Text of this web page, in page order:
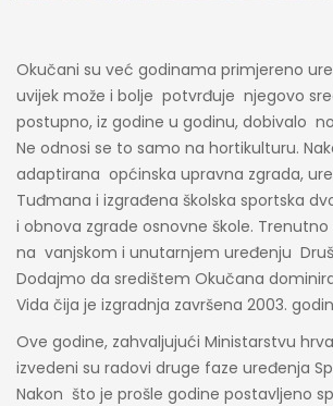
Okučani su već godinama primjereno
uvijek može i bolje potvrđuje njegovo
postupno, iz godine u godinu, dobivalo
Ne odnosi se to samo na hortikulturu.
adaptirana općinska upravna zgrada,
Tuđmana i izgrađena školska sportska
i obnova zgrade osnovne škole.
na vanjskom i unutarnjem uređenju
Dodajmo da središtem Okučana
Vida čija je izgradnja završena 2003.
Ove godine, zahvaljujući Ministarstvu
izvedeni su radovi druge faze uređenja
Nakon što je prošle godine postavljeno